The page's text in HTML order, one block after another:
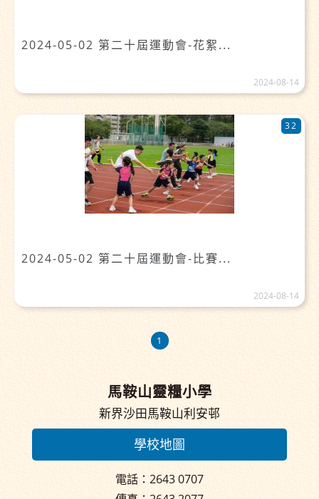
2024-05-02 第二十屆運動會-花絮...
2024-08-14
2024-05-02 第二十屆運動會-比賽...
32
2024-08-14
1
馬鞍山靈糧小學
新界沙田馬鞍山利安邨
學校地圖
電話：2643 0707